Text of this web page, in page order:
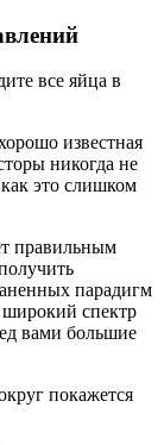
все яйца в
известная
никогда не
это слишком
правильным
парадигм
спектр
вами большие
покажется